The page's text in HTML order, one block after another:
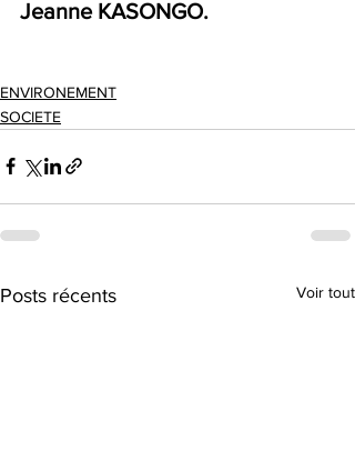
Jeanne KASONGO.
ENVIRONEMENT
SOCIETE
Posts récents Voir tout